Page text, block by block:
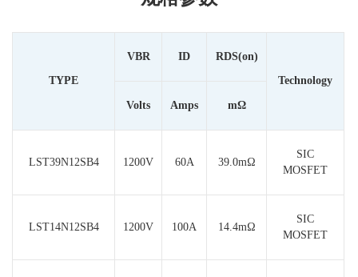
TYPE
VBR ID RDS(on)
Technology
Volts Amps mΩ
LST39N12SB4 1200V 60A 39.0mΩ
SIC
MOSFET
LST14N12SB4 1200V 100A 14.4mΩ
SIC
MOSFET